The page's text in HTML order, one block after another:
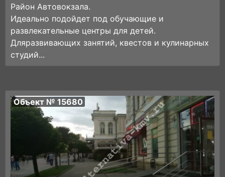
Район Автовокзала.
Идеально подойдет под обучающие и
развлекательные центры для детей.
Дляразвивающих занятий, квестов и кулинарных
студий...
Объект № 15680